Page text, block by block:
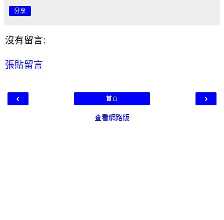
分享
沒有留言:
張貼留言
‹ ›
首頁
查看網路版